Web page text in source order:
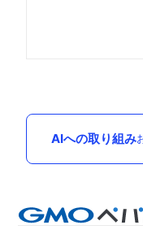
AIへの取り組み